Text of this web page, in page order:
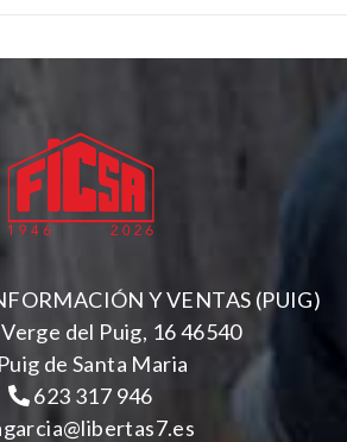
Y VENTAS (PUIG)
del Puig, 16 46540
de Santa Maria
623 317 946